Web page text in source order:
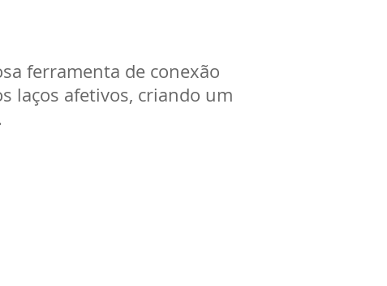
ferramenta de conexão
laços afetivos, criando um